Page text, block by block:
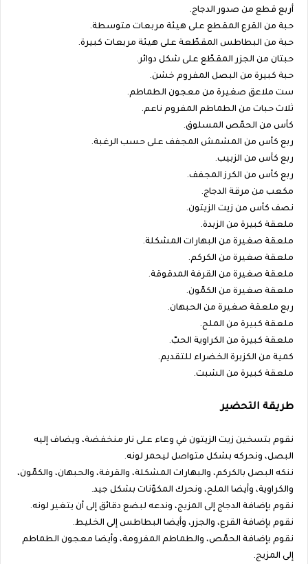
أربع قطع من صدور الدجاج.
حبة من القرع المقطع على هيئة مربعات متوسطة.
حبة من البطاطس المقطّعة على هيئة مربعات كبيرة.
حبتان من الجزر المقطّع على شكل دوائر.
حبة كبيرة من البصل المفروم خشن.
ست ملاعق صغيرة من معجون الطماطم.
ثلاث حبات من الطماطم المفروم ناعم.
كأس من الحمّص المسلوق.
ربع كأس من المشمش المجفف على حسب الرغبة.
ربع كأس من الزبيب.
ربع كأس من الكرز المجفف.
مكعب من مرقة الدجاج.
نصف كأس من زيت الزيتون.
ملعقة كبيرة من الزبدة.
ملعقة صغيرة من البهارات المشكلة.
ملعقة صغيرة من الكركم.
ملعقة صغيرة من القرفة المدقوقة.
ملعقة صغيرة من الكمّون.
ربع ملعقة صغيرة من الحبهان.
ملعقة كبيرة من الملح.
ملعقة كبيرة من الكراوية الحبّ.
كمية من الكزبرة الخضراء للتقديم.
ملعقة كبيرة من الشبت.
طريقة التحضير
نقوم بتسخين زيت الزيتون في وعاء على نار منخفضة، ويضاف إليه
البصل، ونحركه بشكل متواصل ليحمر لونه.
ننكه البصل بالكركم، والبهارات المشكلة، والقرفة، والحبهان، والكمّون،
والكراوية، وأيضا الملح، ونحرك المكوّنات بشكل جيد.
نقوم بإضافة الدجاج إلى المزيج، وندعه لبضع دقائق إلى أن يتغير لونه.
نقوم بإضافة القرع، والجزر، وأيضا البطاطس إلى الخليط.
نقوم بإضافة الحمّص، والطماطم المفرومة، وأيضا معجون الطماطم
إلى المزيج.